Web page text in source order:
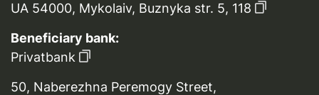
UA 54000, Mykolaiv, Buznyka str. 5, 118
Beneficiary bank:
Privatbank
50, Naberezhna Peremogy Street,